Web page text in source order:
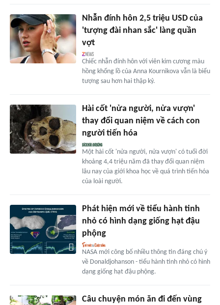
Nhẫn đính hôn 2,5 triệu USD của
'tượng đài nhan sắc' làng quần
vợt
Chiếc nhẫn đính hôn với viên kim cương màu
hồng khổng lồ của Anna Kournikova vẫn là biểu
tượng sau hơn hai thập kỷ.
Hài cốt 'nửa người, nửa vượn'
thay đổi quan niệm về cách con
người tiến hóa
Một hài cốt 'nửa người, nửa vượn' có tuổi đời
khoảng 4,4 triệu năm đã thay đổi quan niệm
lâu nay của giới khoa học về quá trình tiến hóa
của loài người.
Phát hiện mới về tiểu hành tinh
nhỏ có hình dạng giống hạt đậu
phộng
NASA mới công bố nhiều thông tin đáng chú ý
về Donaldjohanson - tiểu hành tinh nhỏ có hình
dạng giống hạt đậu phộng.
Câu chuyện món ăn đi đến vùng